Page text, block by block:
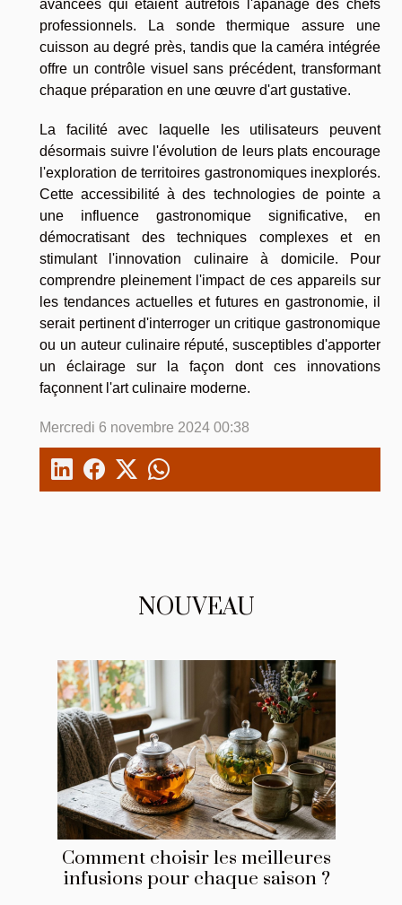
NOUVEAU
Comment choisir les meilleures
infusions pour chaque saison ?
avancées qui étaient autrefois l'apanage des chefs
professionnels. La sonde thermique assure une
cuisson au degré près, tandis que la caméra intégrée
offre un contrôle visuel sans précédent, transformant
chaque préparation en une œuvre d'art gustative.
La facilité avec laquelle les utilisateurs peuvent
désormais suivre l'évolution de leurs plats encourage
l'exploration de territoires gastronomiques inexplorés.
Cette accessibilité à des technologies de pointe a
une influence gastronomique significative, en
démocratisant des techniques complexes et en
stimulant l'innovation culinaire à domicile. Pour
comprendre pleinement l'impact de ces appareils sur
les tendances actuelles et futures en gastronomie, il
serait pertinent d'interroger un critique gastronomique
ou un auteur culinaire réputé, susceptibles d'apporter
un éclairage sur la façon dont ces innovations
façonnent l'art culinaire moderne.
Mercredi 6 novembre 2024 00:38